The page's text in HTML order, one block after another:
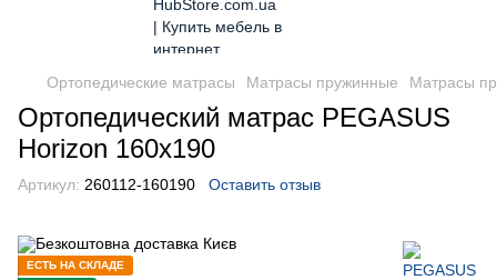
Ортопедические матрасы Матрасы пружинные Матрасы
Ортопедический матрас PEGASUS
Horizon 160x190
Артикул: 260112-160190 Оставить отзыв
ЕСТЬ НА СКЛАДЕ